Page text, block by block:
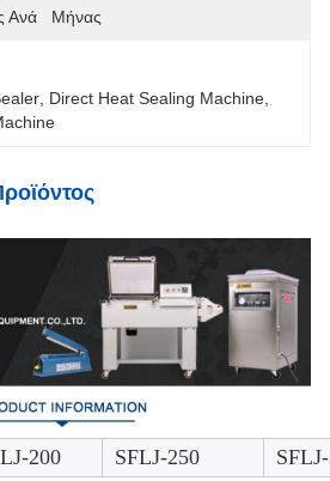
Ανά   Μήνας
Direct Heat Sealing Machine
200 SFLJ-250